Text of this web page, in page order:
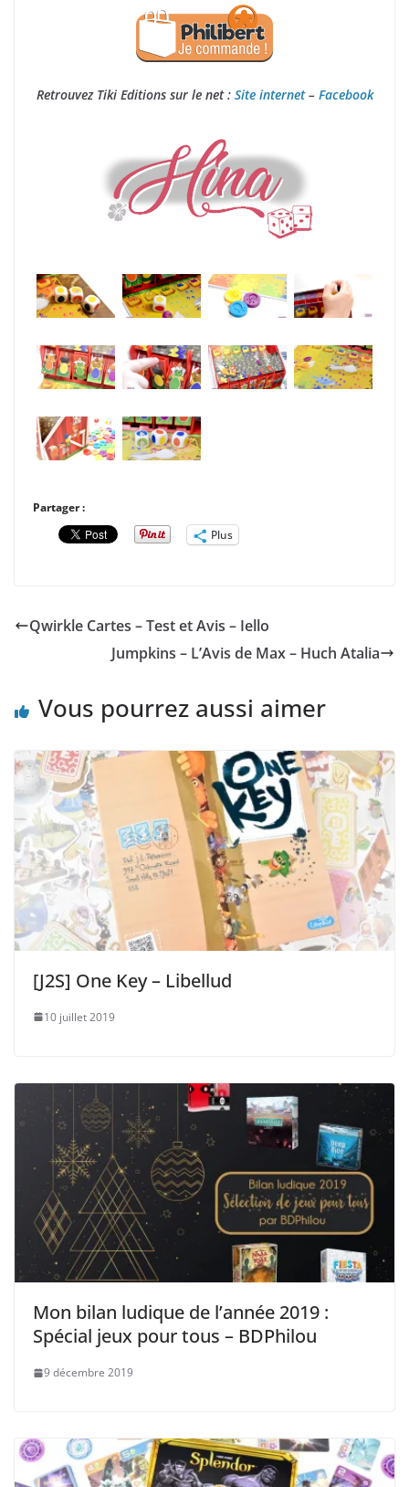
Retrouvez Tiki Editions sur le net : Site internet– Facebook
Partager :
Plus
Qwirkle Cartes – Test et Avis – Iello
Jumpkins – L’Avis de Max – Huch Atalia
Vous pourrez aussi aimer
[J2S] One Key – Libellud
10 juillet 2019
Mon bilan ludique de l’année 2019 :
Spécial jeux pour tous – BDPhilou
9 décembre 2019